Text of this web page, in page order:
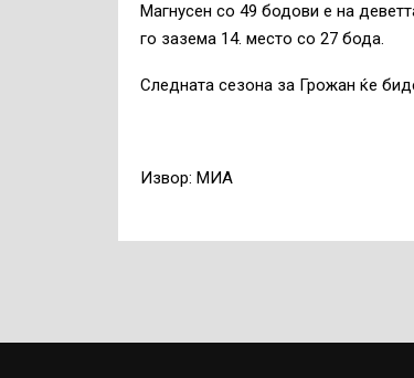
Магнусен со 49 бодови е на
го зазема 14. место со 27 бода.
Следната сезона за Грожан ќе
Извор: МИА